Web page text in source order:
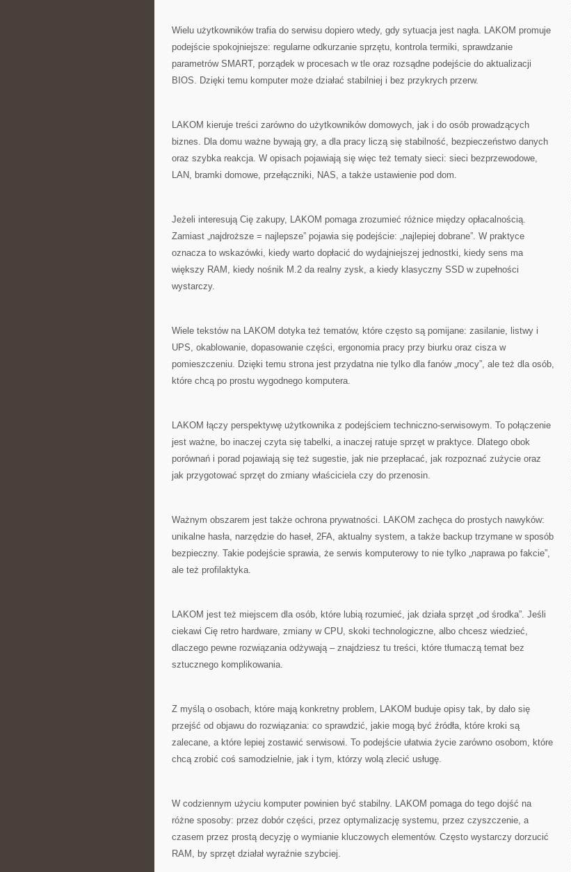
Wielu użytkowników trafia do serwisu dopiero wtedy, gdy sytuacja jest nagła. LAKOM promuje
podejście spokojniejsze: regularne odkurzanie sprzętu, kontrola termiki, sprawdzanie
parametrów SMART, porządek w procesach w tle oraz rozsądne podejście do aktualizacji
BIOS. Dzięki temu komputer może działać stabilniej i bez przykrych przerw.
LAKOM kieruje treści zarówno do użytkowników domowych, jak i do osób prowadzących
biznes. Dla domu ważne bywają gry, a dla pracy liczą się stabilność, bezpieczeństwo danych
oraz szybka reakcja. W opisach pojawiają się więc też tematy sieci: sieci bezprzewodowe,
LAN, bramki domowe, przełączniki, NAS, a także ustawienie pod dom.
Jeżeli interesują Cię zakupy, LAKOM pomaga zrozumieć różnice między opłacalnością.
Zamiast „najdroższe = najlepsze” pojawia się podejście: „najlepiej dobrane”. W praktyce
oznacza to wskazówki, kiedy warto dopłacić do wydajniejszej jednostki, kiedy sens ma
większy RAM, kiedy nośnik M.2 da realny zysk, a kiedy klasyczny SSD w zupełności
wystarczy.
Wiele tekstów na LAKOM dotyka też tematów, które często są pomijane: zasilanie, listwy i
UPS, okablowanie, dopasowanie części, ergonomia pracy przy biurku oraz cisza w
pomieszczeniu. Dzięki temu strona jest przydatna nie tylko dla fanów „mocy”, ale też dla osób,
które chcą po prostu wygodnego komputera.
LAKOM łączy perspektywę użytkownika z podejściem techniczno-serwisowym. To połączenie
jest ważne, bo inaczej czyta się tabelki, a inaczej ratuje sprzęt w praktyce. Dlatego obok
porównań i porad pojawiają się też sugestie, jak nie przepłacać, jak rozpoznać zużycie oraz
jak przygotować sprzęt do zmiany właściciela czy do przenosin.
Ważnym obszarem jest także ochrona prywatności. LAKOM zachęca do prostych nawyków:
unikalne hasła, narzędzie do haseł, 2FA, aktualny system, a także backup trzymane w sposób
bezpieczny. Takie podejście sprawia, że serwis komputerowy to nie tylko „naprawa po fakcie”,
ale też profilaktyka.
LAKOM jest też miejscem dla osób, które lubią rozumieć, jak działa sprzęt „od środka”. Jeśli
ciekawi Cię retro hardware, zmiany w CPU, skoki technologiczne, albo chcesz wiedzieć,
dlaczego pewne rozwiązania odżywają – znajdziesz tu treści, które tłumaczą temat bez
sztucznego komplikowania.
Z myślą o osobach, które mają konkretny problem, LAKOM buduje opisy tak, by dało się
przejść od objawu do rozwiązania: co sprawdzić, jakie mogą być źródła, które kroki są
zalecane, a które lepiej zostawić serwisowi. To podejście ułatwia życie zarówno osobom, które
chcą zrobić coś samodzielnie, jak i tym, którzy wolą zlecić usługę.
W codziennym użyciu komputer powinien być stabilny. LAKOM pomaga do tego dojść na
różne sposoby: przez dobór części, przez optymalizację systemu, przez czyszczenie, a
czasem przez prostą decyzję o wymianie kluczowych elementów. Często wystarczy dorzucić
RAM, by sprzęt działał wyraźnie szybciej.